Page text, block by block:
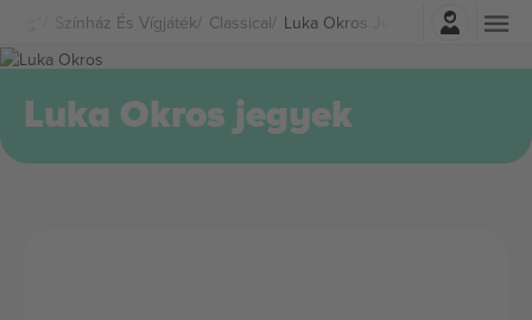
Színház És Vígjáték Classical Luka Okros Jegyek
Belépés
Luka Okros jegyek